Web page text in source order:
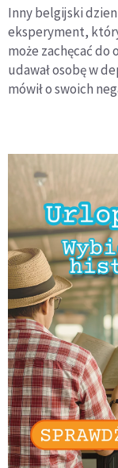
Inny belgijski
eksperyment,
może zachęcać do
udawał osobę w
mówił o swoich